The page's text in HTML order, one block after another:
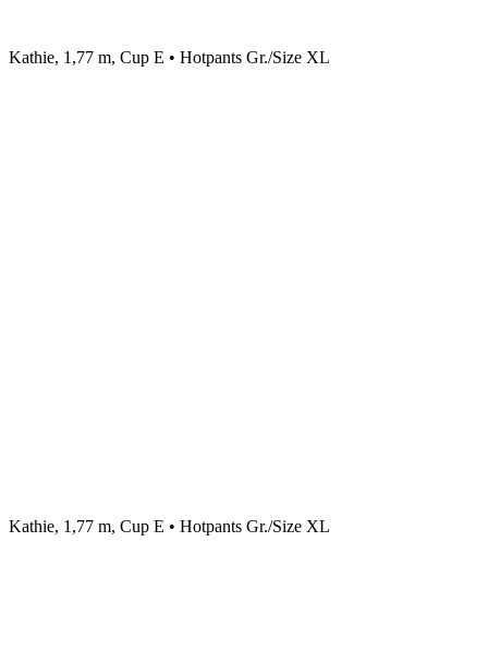
Kathie, 1,77 m, Cup E • Hotpants Gr./Size XL
Kathie, 1,77 m, Cup E • Hotpants Gr./Size XL